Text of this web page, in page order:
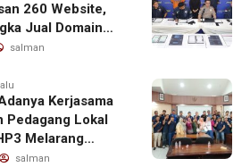
260 Website,
Jual Domain
Judi Online
salman
Kerjasama
Pedagang Lokal
Melarang
Pedagang Ikan
salman